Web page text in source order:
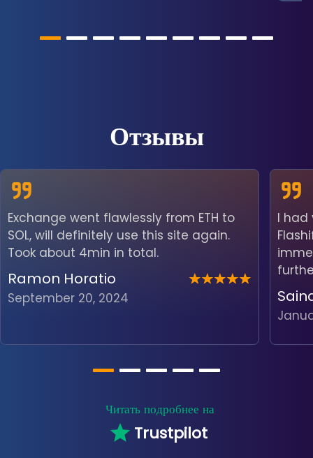
Отзывы
Exchange went flawlessly from ETH to
SOL, will definitely use this site again.
Took about 4min in total.
Ramon Horatio
September 20, 2024
I had
Читать подробнее на
Trustpilot